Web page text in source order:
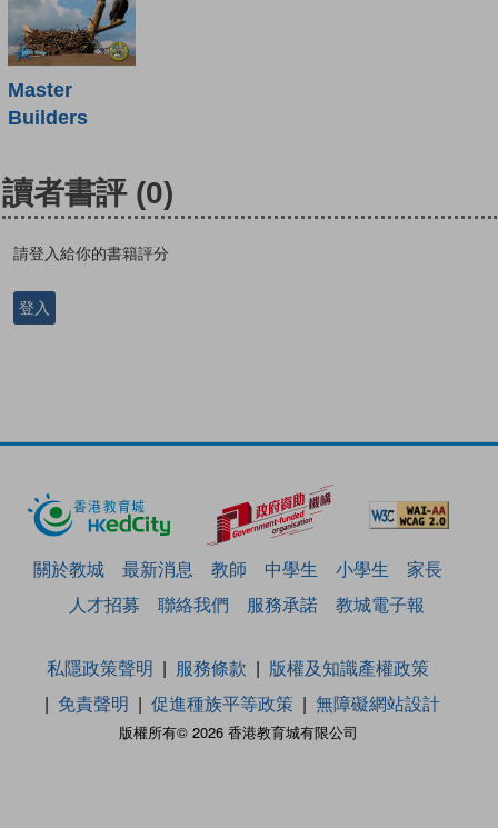
Master
Builders
讀者書評 (0)
請登入給你的書籍評分
登入
關於教城 最新消息 教師 中學生 小學生
家長
人才招募
聯絡我們 服務承諾 教城電子報
版權所有© 2026 香港教育城有限公司
私隱政策聲明 服務條款
版權及知識產權政策
免責聲明
促進種族平等政策 無障礙網站設計